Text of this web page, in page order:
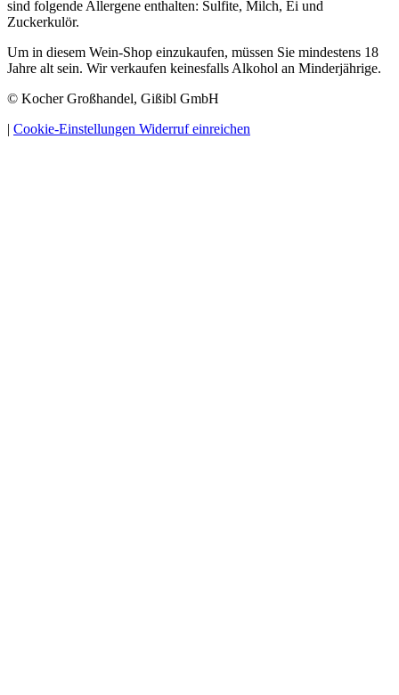
sind folgende Allergene enthalten: Sulfite, Milch, Ei und
Zuckerkulör.
Um in diesem Wein-Shop einzukaufen, müssen Sie mindestens 18
Jahre alt sein. Wir verkaufen keinesfalls Alkohol an Minderjährige.
© Kocher Großhandel, Gißibl GmbH
| Cookie-Einstellungen Widerruf einreichen